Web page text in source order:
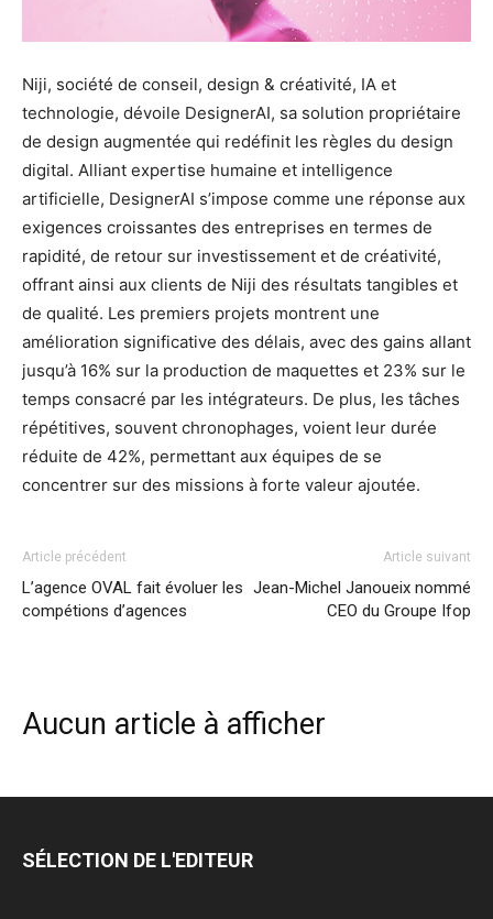
Niji, société de conseil, design & créativité, IA et
technologie, dévoile DesignerAI, sa solution propriétaire
de design augmentée qui redéfinit les règles du design
digital. Alliant expertise humaine et intelligence
artificielle, DesignerAI s’impose comme une réponse aux
exigences croissantes des entreprises en termes de
rapidité, de retour sur investissement et de créativité,
offrant ainsi aux clients de Niji des résultats tangibles et
de qualité. Les premiers projets montrent une
amélioration significative des délais, avec des gains allant
jusqu’à 16% sur la production de maquettes et 23% sur le
temps consacré par les intégrateurs. De plus, les tâches
répétitives, souvent chronophages, voient leur durée
réduite de 42%, permettant aux équipes de se
concentrer sur des missions à forte valeur ajoutée.
Article précédent
L’agence OVAL fait évoluer les
compétions d’agences
Article suivant
Jean-Michel Janoueix nommé
CEO du Groupe Ifop
Aucun article à afficher
SÉLECTION DE L'EDITEUR